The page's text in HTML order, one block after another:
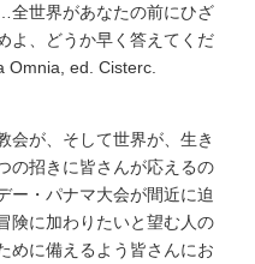
世界があなたの前にひざ
、どうか早く答えてくだ
Omnia, ed. Cisterc.
が、そして世界が、生き
の招きに皆さんが応えるの
ー・パナマ大会が間近に迫
険に加わりたいと望む人の
めに備えるよう皆さんにお